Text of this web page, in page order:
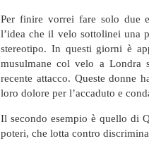
Per finire vorrei fare solo due
l’idea che il velo sottolinei una
stereotipo. In questi giorni è
musulmane col velo a Londra
recente attacco. Queste donne
loro dolore per l’accaduto e
Il secondo esempio è quello di
poteri, che lotta contro